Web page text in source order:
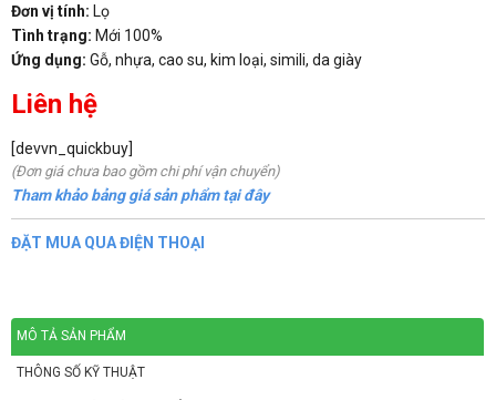
Đơn vị tính: Lọ
Tình trạng: Mới 100%
Ứng dụng: Gỗ, nhựa, cao su, kim loại, simili, da giày
Liên hệ
[devvn_quickbuy]
(Đơn giá chưa bao gồm chi phí vận chuyển)
Tham khảo bảng giá sản phẩm tại đây
ĐẶT MUA QUA ĐIỆN THOẠI
MÔ TẢ SẢN PHẨM
THÔNG SỐ KỸ THUẬT